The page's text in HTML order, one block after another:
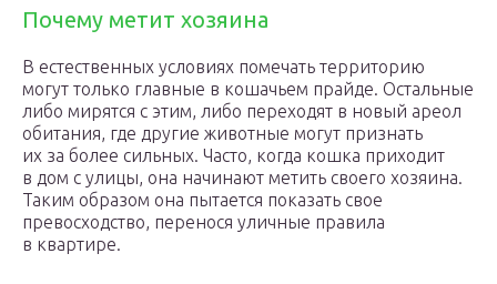
Почему метит хозяина
В естественных условиях помечать территорию
могут только главные в кошачьем прайде. Остальные
либо мирятся с этим, либо переходят в новый ареол
обитания, где другие животные могут признать
их за более сильных. Часто, когда кошка приходит
в дом с улицы, она начинают метить своего хозяина.
Таким образом она пытается показать свое
превосходство, перенося уличные правила
в квартире.